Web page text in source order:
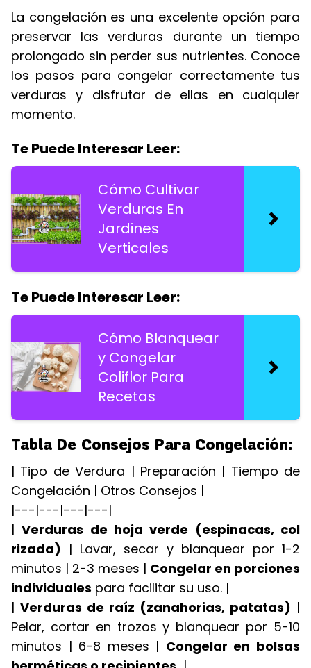
La congelación es una excelente opción para
preservar las verduras durante un tiempo
prolongado sin perder sus nutrientes. Conoce
los pasos para congelar correctamente tus
verduras y disfrutar de ellas en cualquier
momento.
Te Puede Interesar Leer:
Cómo Cultivar
Verduras En
Jardines
Verticales
Te Puede Interesar Leer:
Cómo Blanquear
y Congelar
Coliflor Para
Recetas
Tabla De Consejos Para Congelación:
| Tipo de Verdura | Preparación | Tiempo de
Congelación | Otros Consejos |
|---|---|---|---|
|Verduras de hoja verde (espinacas, col
rizada) | Lavar, secar y blanquear por 1-2
minutos | 2-3 meses | Congelar en porciones
individuales para facilitar su uso. |
| Verduras de raíz (zanahorias, patatas) |
Pelar, cortar en trozos y blanquear por 5-10
minutos | 6-8 meses | Congelar en bolsas